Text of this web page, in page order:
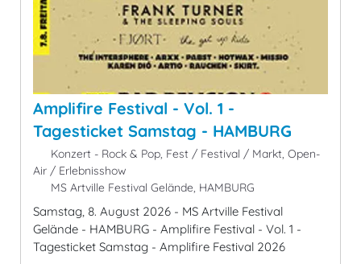
Amplifire Festival - Vol. 1 -
Tagesticket Samstag - HAMBURG
Konzert - Rock & Pop, Fest / Festival / Markt, Open-
Air / Erlebnisshow
MS Artville Festival Gelände, HAMBURG
Samstag, 8. August 2026 - MS Artville Festival
Gelände - HAMBURG - Amplifire Festival - Vol. 1 -
Tagesticket Samstag - Amplifire Festival 2026